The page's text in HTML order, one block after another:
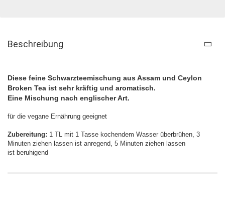
Beschreibung
Diese feine Schwarzteemischung aus Assam und Ceylon
Broken Tea ist sehr kräftig und aromatisch.
Eine Mischung nach englischer Art.
für die vegane Ernährung geeignet
Zubereitung: 1 TL mit 1 Tasse kochendem Wasser überbrühen, 3
Minuten ziehen lassen ist anregend, 5 Minuten ziehen lassen
ist beruhigend